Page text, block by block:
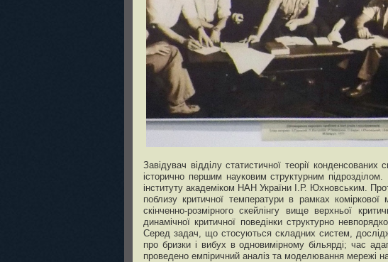
Завідувач відділу статистичної теорії
історично першим науковим структурним
інституту академіком НАН України І.Р. Юхновським.
поблизу критичної температури в рамках коміркової
скінченно-розмірного скейлінгу вище верхньої
динамічної критичної поведінки структурно
Серед задач, що стосуються складних систем,
про бризки і вибух в одновимірному більярді; час
проведено емпіричний аналіз та моделювання мережі